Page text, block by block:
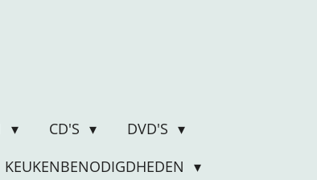
CD'S
DVD'S
KEUKENBENODIGDHEDEN